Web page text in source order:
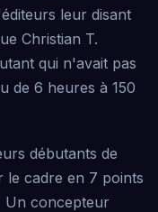
leur disant
Christian T.
qui n'avait pas
de 6 heures à 150
débutants de
le cadre en 7 points
Un concepteur